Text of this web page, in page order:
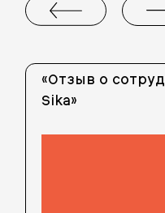
«Отзыв о
Sika»